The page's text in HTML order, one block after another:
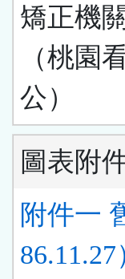
矯正機
（桃園
公）
圖表附
附件一